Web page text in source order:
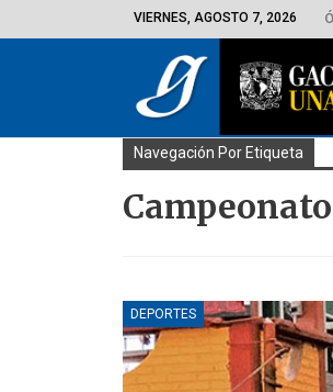
VIERNES, AGOSTO 7, 2026
Navegación Por Etiqueta
DEPORTES